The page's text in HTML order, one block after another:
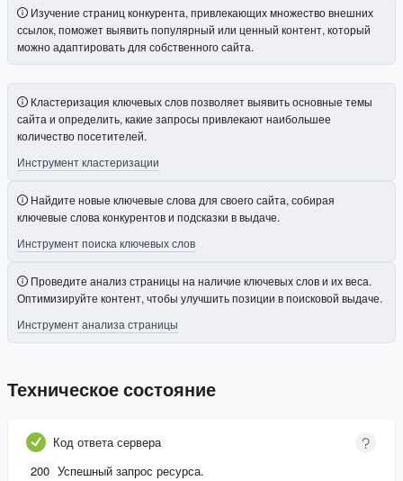
Изучение страниц конкурента, привлекающих множество внешних
ссылок, поможет выявить популярный или ценный контент, который
можно адаптировать для собственного сайта.
Кластеризация ключевых слов позволяет выявить основные темы
сайта и определить, какие запросы привлекают наибольшее
количество посетителей.
Инструмент кластеризации
Найдите новые ключевые слова для своего сайта, собирая
ключевые слова конкурентов и подсказки в выдаче.
Инструмент поиска ключевых слов
Проведите анализ страницы на наличие ключевых слов и их веса.
Оптимизируйте контент, чтобы улучшить позиции в поисковой выдаче.
Инструмент анализа страницы
Техническое состояние
Код ответа сервера
200 Успешный запрос ресурса.